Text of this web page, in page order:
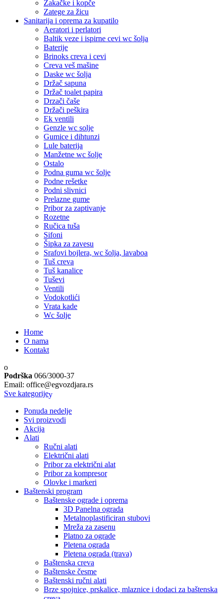
Zakačke i kopče
Zatege za žicu
Sanitarija i oprema za kupatilo
Aeratori i perlatori
Baltik veze i ispirne cevi wc šolja
Baterije
Brinoks creva i cevi
Creva veš mašine
Daske wc šolja
Držač sapuna
Držač toalet papira
Drzači čaše
Držači peškira
Ek ventili
Genzle wc solje
Gumice i dihtunzi
Lule baterija
Manžetne wc šolje
Ostalo
Podna guma wc šolje
Podne rešetke
Podni slivnici
Prelazne gume
Pribor za zaptivanje
Rozetne
Ručica tuša
Sifoni
Šipka za zavesu
Srafovi bojlera, wc šolja, lavaboa
Tuš creva
Tuš kanalice
Tuševi
Ventili
Vodokotlići
Vrata kade
Wc šolje
Home
O nama
Kontakt
Podrška 066/3000-37
Email: office@egvozdjara.rs
Sve kategorije
Ponuda nedelje
Svi proizvodi
Akcija
Alati
Ručni alati
Električni alati
Pribor za električni alat
Pribor za kompresor
Olovke i markeri
Baštenski program
Baštenske ograde i oprema
3D Panelna ograda
Metalnoplastificiran stubovi
Mreža za zasenu
Platno za ograde
Pletena ograda
Pletena ograda (trava)
Baštenska creva
Baštenske česme
Baštenski ručni alati
Brze spojnice, prskalice, mlaznice i dodaci za baštenska